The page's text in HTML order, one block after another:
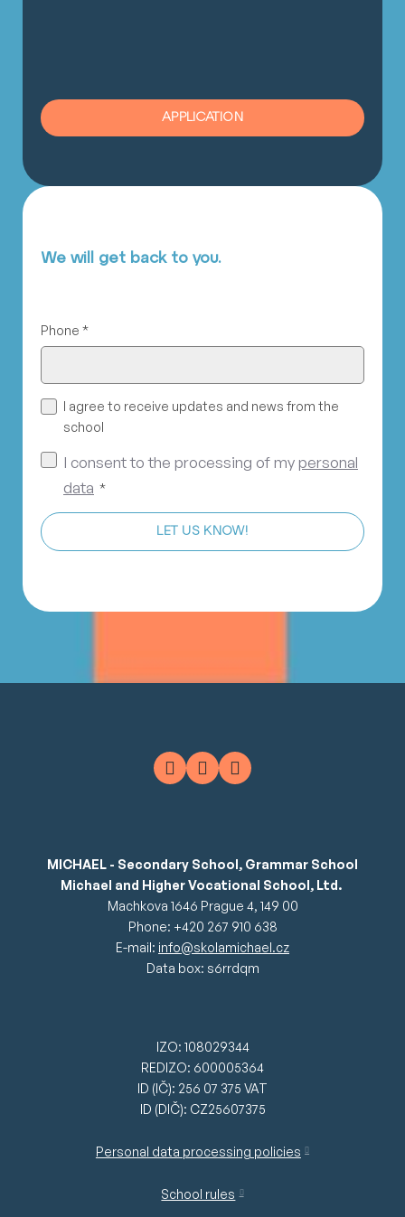
APPLICATION
We will get back to you.
Phone *
I agree to receive updates and news from the
school
I consent to the processing of mypersonal
data *
LET US KNOW!
MICHAEL - Secondary School, Grammar School
Michael and Higher Vocational School, Ltd.
Machkova 1646 Prague 4, 149 00
Phone: +420 267 910 638
E-mail: info@skolamichael.cz
Data box: s6rrdqm
IZO: 108029344
REDIZO: 600005364
ID (IČ): 256 07 375 VAT
ID (DIČ): CZ25607375
Personal data processing policies
School rules